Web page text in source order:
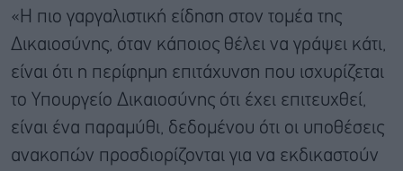
«Η πιο γαργαλιστική είδηση στον τομέα της
Δικαιοσύνης, όταν κάποιος θέλει να γράψει κάτι,
είναι ότι η περίφημη επιτάχυνση που ισχυρίζεται
το Υπουργείο Δικαιοσύνης ότι έχει επιτευχθεί,
είναι ένα παραμύθι, δεδομένου ότι οι υποθέσεις
ανακοπών προσδιορίζονται για να εκδικαστούν